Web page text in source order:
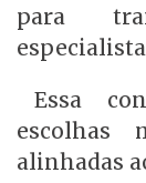
para
Essa
escolhas
alinhadas